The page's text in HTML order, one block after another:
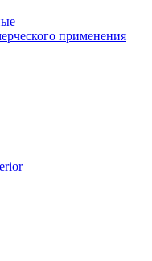
применения